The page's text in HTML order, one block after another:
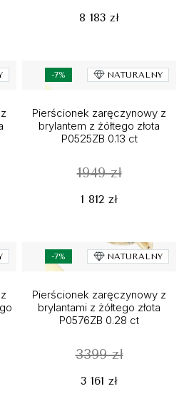
8 183 zł
-7% NATURALNY
Pierścionek zaręczynowy z
brylantem z żółtego złota
P0525ZB 0.13 ct
1949 zł
1 812 zł
-7% NATURALNY
Pierścionek zaręczynowy z
brylantami z żółtego złota
P0576ZB 0.28 ct
3399 zł
3 161 zł